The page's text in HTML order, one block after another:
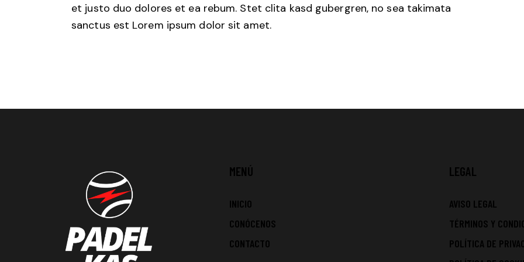
et justo duo dolores et ea rebum. Stet clita kasd gubergren, no sea takimata
sanctus est Lorem ipsum dolor sit amet.
MENÚ
INICIO
CONÓCENOS
CONTACTO
LEGAL
AVISO LEGAL
TÉRMINOS Y
POLÍTICA DE